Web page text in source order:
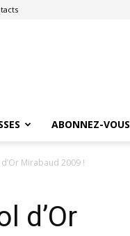
ABONNEZ-VOUS
Mirabaud 2009 !
d’Or